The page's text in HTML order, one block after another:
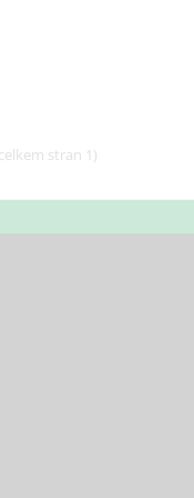
stran 1)